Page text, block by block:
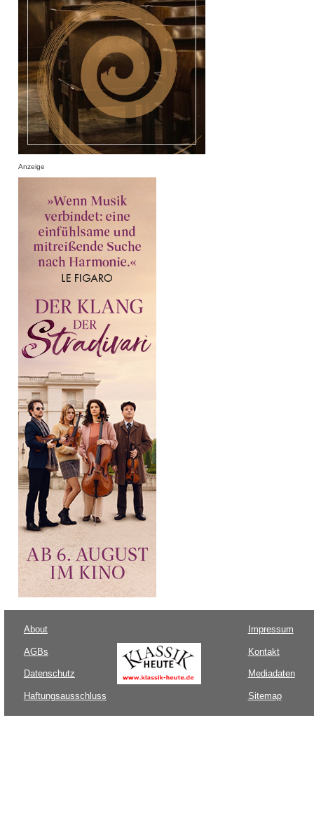
Anzeige
About
AGBs
Datenschutz
Haftungsausschluss
Impressum
Kontakt
Mediadaten
Sitemap